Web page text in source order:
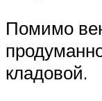
Помимо
кладовой.